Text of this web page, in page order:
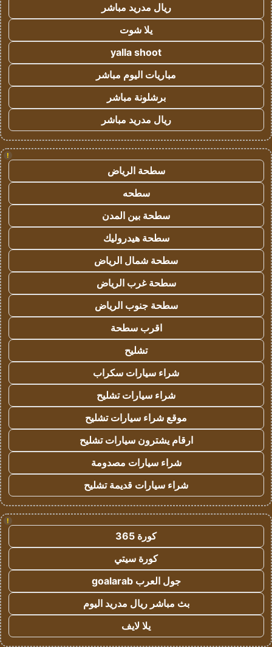
ريال مدريد مباشر
يلا شوت
yalla shoot
مباريات اليوم مباشر
برشلونة مباشر
ريال مدريد مباشر
!
سطحة الرياض
سطحه
سطحة بين المدن
سطحة هيدروليك
سطحة شمال الرياض
سطحة غرب الرياض
سطحة جنوب الرياض
اقرب سطحة
تشليح
شراء سيارات سكراب
شراء سيارات تشليح
موقع شراء سيارات تشليح
ارقام يشترون سيارات تشليح
شراء سيارات مصدومة
شراء سيارات قديمة تشليح
!
كورة 365
كورة سيتي
جول العرب goalarab
بث مباشر ريال مدريد اليوم
يلا لايف